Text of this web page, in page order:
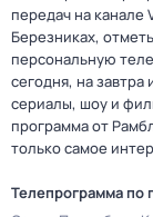
передач на канале
Березниках,
персональную
сегодня, на
сериалы, шоу и
программа от
только самое
Телепрограмма по